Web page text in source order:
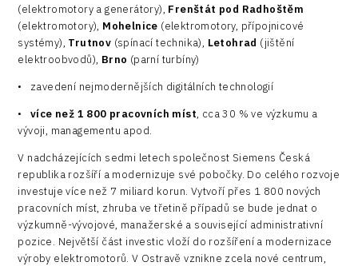
(elektromotory a generátory), Frenštát pod Radhoštěm
(elektromotory), Mohelnice (elektromotory, přípojnicové
systémy), Trutnov (spínací technika), Letohrad (jištění
elektroobvodů), Brno (parní turbíny)
• zavedení nejmodernějších digitálních technologií
• více než 1 800 pracovních míst, cca 30 % ve výzkumu a
vývoji, managementu apod.
V nadcházejících sedmi letech společnost Siemens Česká
republika rozšíří a modernizuje své pobočky. Do celého rozvoje
investuje více než 7 miliard korun. Vytvoří přes 1 800 nových
pracovních míst, zhruba ve třetině případů se bude jednat o
výzkumně-vývojové, manažerské a související administrativní
pozice. Největší část investic vloží do rozšíření a modernizace
výroby elektromotorů. V Ostravě vznikne zcela nové centrum,